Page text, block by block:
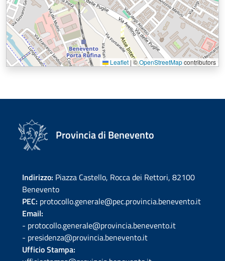
Leaflet |©OpenStreetMapcontributors
Provincia di Benevento
Indirizzo: Piazza Castello, Rocca dei Rettori, 82100
Benevento
PEC: protocollo.generale@pec.provincia.benevento.it
Email:
- protocollo.generale@provincia.benevento.it
- presidenza@provincia.benevento.it
Ufficio Stampa: